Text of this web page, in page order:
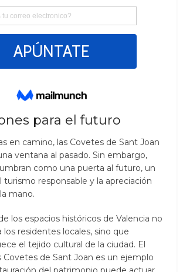
para el futuro
en camino, las Covetes de Sant Joan
ventana al pasado. Sin embargo,
como una puerta al futuro, un
responsable y la apreciación
mano.
los espacios históricos de Valencia no
los residentes locales, sino que
el tejido cultural de la ciudad. El
Covetes de Sant Joan es un ejemplo